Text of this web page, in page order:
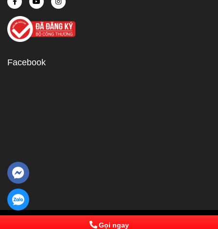
Gọi ngay
Facebook
© 2013 Powered by IPComs Software. All Rights Reserved